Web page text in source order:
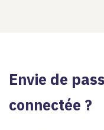
Envie de
connectée ?